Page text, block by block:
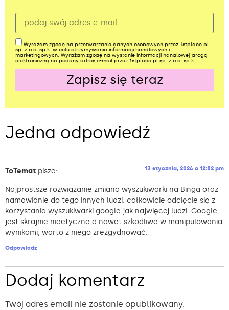
Wyrażam zgodę na przetwarzanie danych osobowych przez 1stplace.pl
sp. z o.o. sp.k. w celu otrzymywania informacji handlowych i
marketingowych. Wyrażam zgodę na wysłanie informacji handlowej drogą
elektroniczną na podany adres e-mail przez 1stplace.pl sp. z o.o. sp.k.
Zapisz się teraz
Jedna odpowiedź
ToTemat pisze: 13 stycznia, 2024 o 12:52 pm
Najprostsze rozwiązanie zmiana wyszukiwarki na Binga oraz
namawianie do tego innych ludzi. całkowicie odcięcie się z
korzystania wyszukiwarki google jak najwięcej ludzi. Google
jest skrajnie nieetyczne a nawet szkodliwe w manipulowania
wynikami, warto z niego zrezgydnować.
Odpowiedz
Dodaj komentarz
Twój adres email nie zostanie opublikowany.